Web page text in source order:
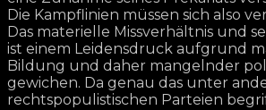
Die Kampflinien müssen sich also
Das materielle Missverhältnis und
ist einem Leidensdruck aufgrund
Bildung und daher mangelnder
gewichen. Da genau das unter
rechtspopulistischen Parteien